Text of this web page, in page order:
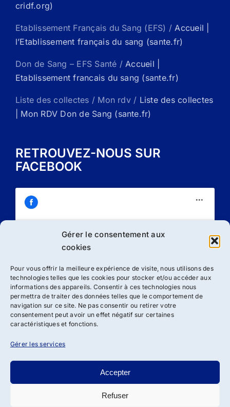
Gérer le consentement aux
cookies
Pour vous offrir la meilleure expérience de visite, nous utilisons des
technologies telles que les cookies pour stocker et/ou accéder aux
informations des appareils. Consentir à ces technologies nous
permettra de traiter des données telles que le comportement de
navigation sur ce site. Ne pas consentir ou retirer votre
consentement peut avoir un effet négatif sur certaines
caractéristiques et fonctions.
Gérer les services
Accepter
Refuser
cridf.org)
Etablissement Français du Sang (EFS) /Accueil |
l’Etablissement français du sang (sante.fr)
Don de Sang – EFS Santé /Accueil |
Etablissement francais du sang (sante.fr)
Liste des collectes / Mon rdv / Liste des collectes
| Mon RDV Don de Sang (sante.fr)
RETROUVEZ-NOUS SUR
FACEBOOK
Cliquez sur « J’accepte » pour activer
J’accepte